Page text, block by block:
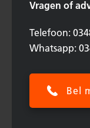
Vragen of
Telefoon:
Whatsapp:
Bel